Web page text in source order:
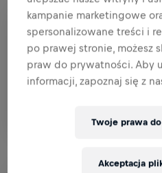
kampanie marketingowe
spersonalizowane treści i
po prawej stronie, możesz
praw do prywatności. Aby
informacji, zapoznaj się z
Twoje prawa
Akceptacja